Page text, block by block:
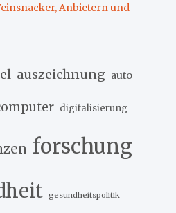
Anbietern und
auszeichnung auto
digitalisierung
forschung
gesundheitspolitik